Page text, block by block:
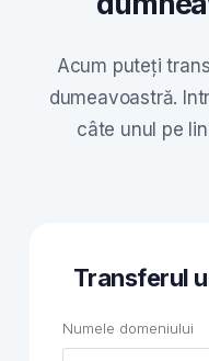
Acum puteți
dumeavoastră.
câte unul pe
Transferul
Numele domeniului